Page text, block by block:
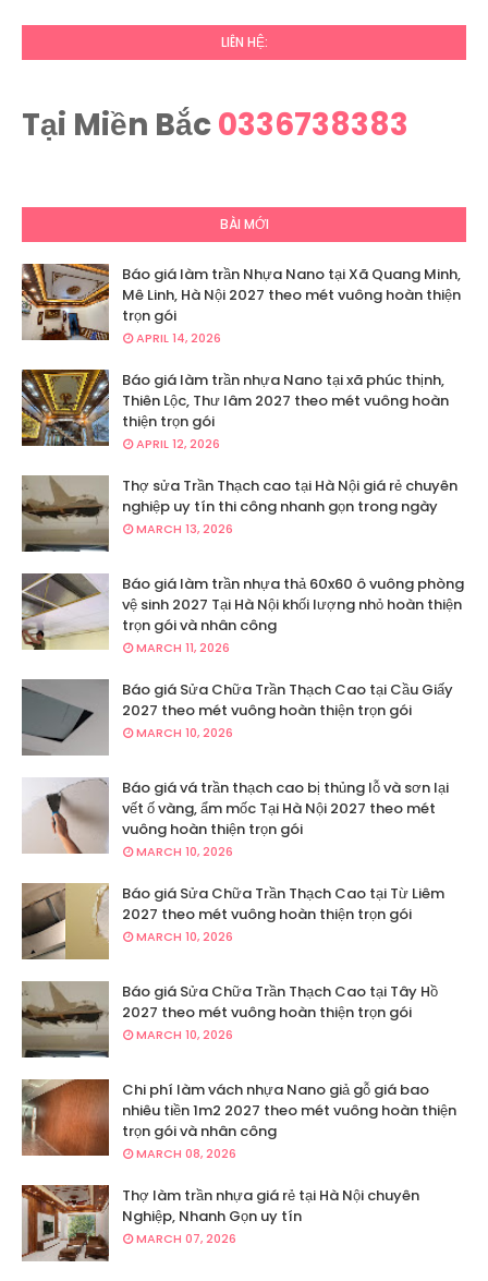
LIÊN HỆ:
Tại Miền Bắc0336738383
BÀI MỚI
Báo giá làm trần Nhựa Nano tại Xã Quang Minh,
Mê Linh, Hà Nội 2027 theo mét vuông hoàn thiện
trọn gói
APRIL 14, 2026
Báo giá làm trần nhựa Nano tại xã phúc thịnh,
Thiên Lộc, Thư lâm 2027 theo mét vuông hoàn
thiện trọn gói
APRIL 12, 2026
Thợ sửa Trần Thạch cao tại Hà Nội giá rẻ chuyên
nghiệp uy tín thi công nhanh gọn trong ngày
MARCH 13, 2026
Báo giá làm trần nhựa thả 60x60 ô vuông phòng
vệ sinh 2027 Tại Hà Nội khối lượng nhỏ hoàn thiện
trọn gói và nhân công
MARCH 11, 2026
Báo giá Sửa Chữa Trần Thạch Cao tại Cầu Giấy
2027 theo mét vuông hoàn thiện trọn gói
MARCH 10, 2026
Báo giá vá trần thạch cao bị thủng lỗ và sơn lại
vết ố vàng, ẩm mốc Tại Hà Nội 2027 theo mét
vuông hoàn thiện trọn gói
MARCH 10, 2026
Báo giá Sửa Chữa Trần Thạch Cao tại Từ Liêm
2027 theo mét vuông hoàn thiện trọn gói
MARCH 10, 2026
Báo giá Sửa Chữa Trần Thạch Cao tại Tây Hồ
2027 theo mét vuông hoàn thiện trọn gói
MARCH 10, 2026
Chi phí làm vách nhựa Nano giả gỗ giá bao
nhiêu tiền 1m2 2027 theo mét vuông hoàn thiện
trọn gói và nhân công
MARCH 08, 2026
Thợ làm trần nhựa giá rẻ tại Hà Nội chuyên
Nghiệp, Nhanh Gọn uy tín
MARCH 07, 2026